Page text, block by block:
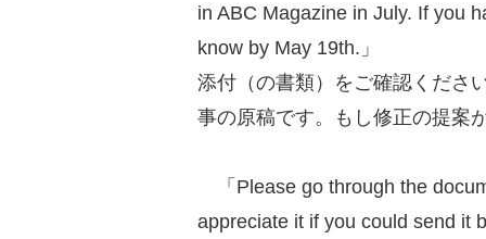
in ABC Magazine in July. If you
know by May 19th.」
添付（の書類）をご確認くださ
事の原稿です。もし修正の提案
「Please go through the
appreciate it if you could send it